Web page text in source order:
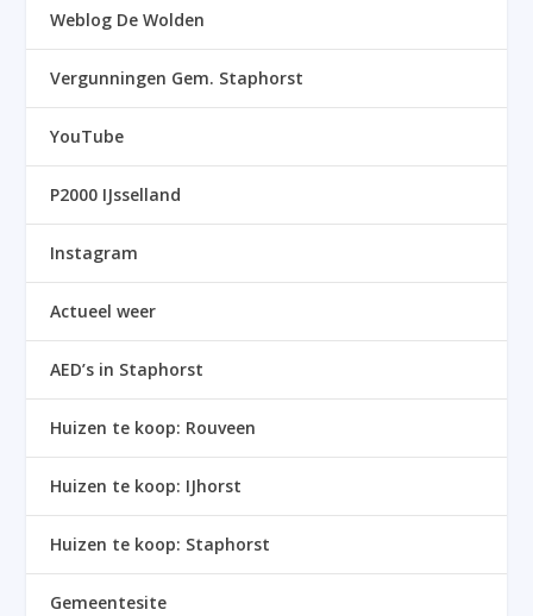
Weblog De Wolden
Vergunningen Gem. Staphorst
YouTube
P2000 IJsselland
Instagram
Actueel weer
AED’s in Staphorst
Huizen te koop: Rouveen
Huizen te koop: IJhorst
Huizen te koop: Staphorst
Gemeentesite